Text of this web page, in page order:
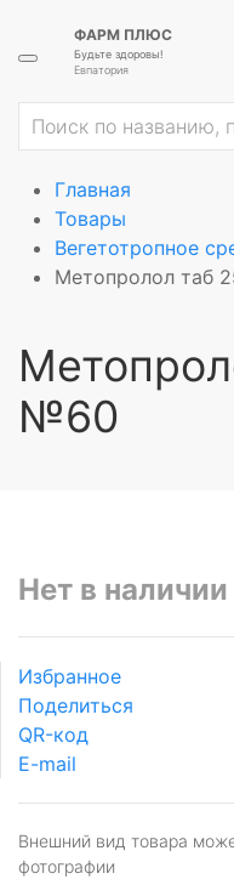
ФАРМ ПЛЮС
Будьте здоровы!
Евпатория
Главная
Товары
Вегетотропное
Метопролол таб
№60
Нет в наличии
Избранное
Поделиться
QR-код
E-mail
Внешний вид товара
фотографии